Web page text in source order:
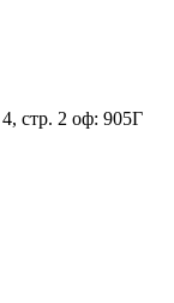
стр. 2 оф: 905Г